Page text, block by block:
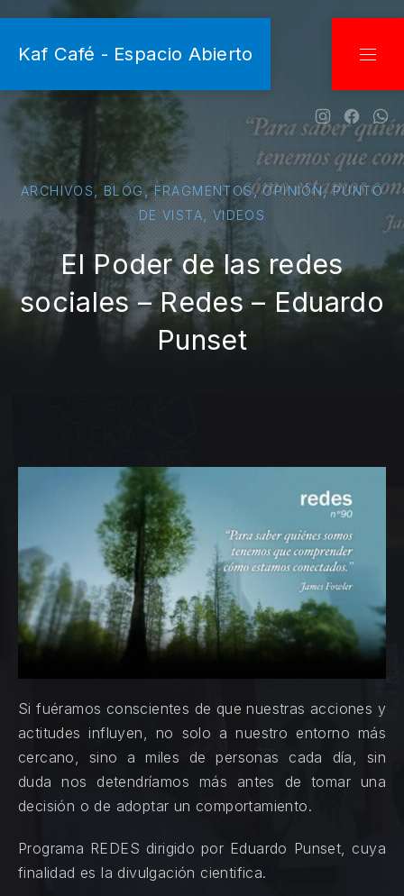
Kaf Café - Espacio Abierto
NewNew
ARCHIVOS, BLOG,FRAGMENTOS,OPINIÓN,PUNTO
DE VISTA,VIDEOS
El Poder de las redes
sociales – Redes – Eduardo
Punset
Si fuéramos conscientes de que nuestras acciones y
actitudes influyen, no solo a nuestro entorno más
cercano, sino a miles de personas cada día, sin
duda nos detendríamos más antes de tomar una
decisión o de adoptar un comportamiento.
Programa REDES dirigido por Eduardo Punset, cuya
finalidad es la divulgación cientifica.